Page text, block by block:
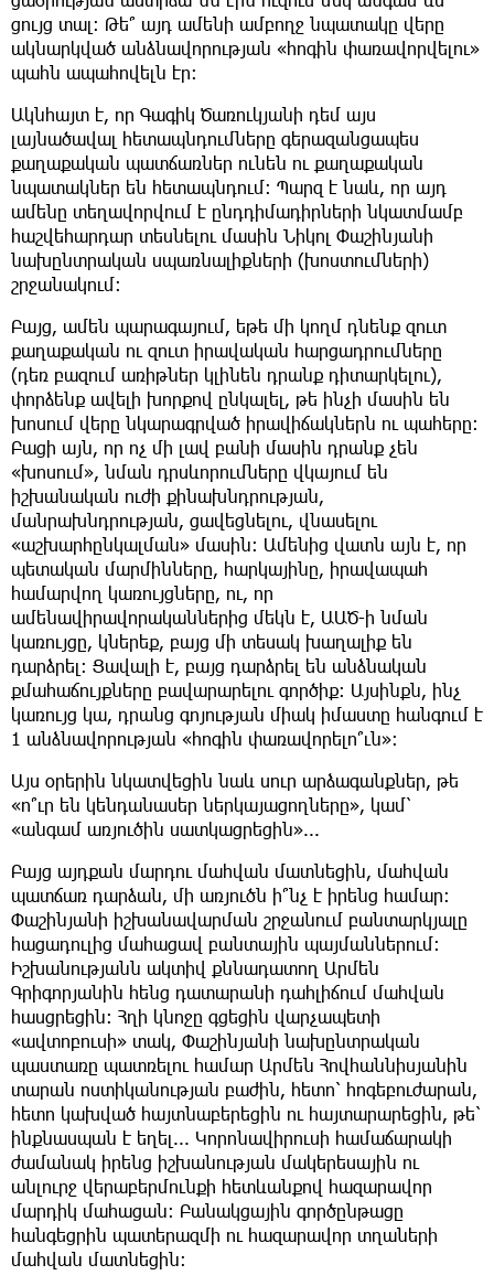
ցույց տալ: Թե՞ այդ ամենի ամբողջ նպատակը վերը
ակնարկված անձնավորության «հոգին փառավորվելու»
պահն ապահովելն էր:
Ակնհայտ է, որ Գագիկ Ծառուկյանի դեմ այս
լայնածավալ հետապնդումները գերազանցապես
քաղաքական պատճառներ ունեն ու քաղաքական
նպատակներ են հետապնդում: Պարզ է նաև, որ այդ
ամենը տեղավորվում է ընդդիմադիրների նկատմամբ
հաշվեհարդար տեսնելու մասին Նիկոլ Փաշինյանի
նախընտրական սպառնալիքների (խոստումների)
շրջանակում:
Բայց, ամեն պարագայում, եթե մի կողմ դնենք զուտ
քաղաքական ու զուտ իրավական հարցադրումները
(դեռ բազում առիթներ կլինեն դրանք դիտարկելու),
փորձենք ավելի խորքով ընկալել, թե ինչի մասին են
խոսում վերը նկարագրված իրավիճակներն ու պահերը:
Բացի այն, որ ոչ մի լավ բանի մասին դրանք չեն
«խոսում», նման դրսևորումները վկայում են
իշխանական ուժի քինախնդրության,
մանրախնդրության, ցավեցնելու, վնասելու
«աշխարհընկալման» մասին: Ամենից վատն այն է, որ
պետական մարմինները, հարկայինը, իրավապահ
համարվող կառույցները, ու, որ
ամենավիրավորականներից մեկն է, ԱԱԾ-ի նման
կառույցը, կներեք, բայց մի տեսակ խաղալիք են
դարձրել: Ցավալի է, բայց դարձրել են անձնական
քմահաճույքները բավարարելու գործիք: Այսինքն, ինչ
կառույց կա, դրանց գոյության միակ իմաստը հանգում է
1 անձնավորության «հոգին փառավորելո՞ւն»:
Այս օրերին նկատվեցին նաև սուր արձագանքներ, թե
«ո՞ւր են կենդանասեր ներկայացողները», կամ՝
«անգամ առյուծին սատկացրեցին»...
Բայց այդքան մարդու մահվան մատնեցին, մահվան
պատճառ դարձան, մի առյուծն ի՞նչ է իրենց համար:
Փաշինյանի իշխանավարման շրջանում բանտարկյալը
հացադուլից մահացավ բանտային պայմաններում:
Իշխանությանն ակտիվ քննադատող Արմեն
Գրիգորյանին հենց դատարանի դահլիճում մահվան
հասցրեցին: Հղի կնոջը գցեցին վարչապետի
«ավտոբուսի» տակ, Փաշինյանի նախընտրական
պաստառը պատռելու համար Արմեն Հովհաննիսյանին
տարան ոստիկանության բաժին, հետո՝ հոգեբուժարան,
հետո կախված հայտնաբերեցին ու հայտարարեցին, թե՝
ինքնասպան է եղել... Կորոնավիրուսի համաճարակի
ժամանակ իրենց իշխանության մակերեսային ու
անլուրջ վերաբերմունքի հետևանքով հազարավոր
մարդիկ մահացան: Բանակցային գործընթացը
հանգեցրին պատերազմի ու հազարավոր տղաների
մահվան մատնեցին: